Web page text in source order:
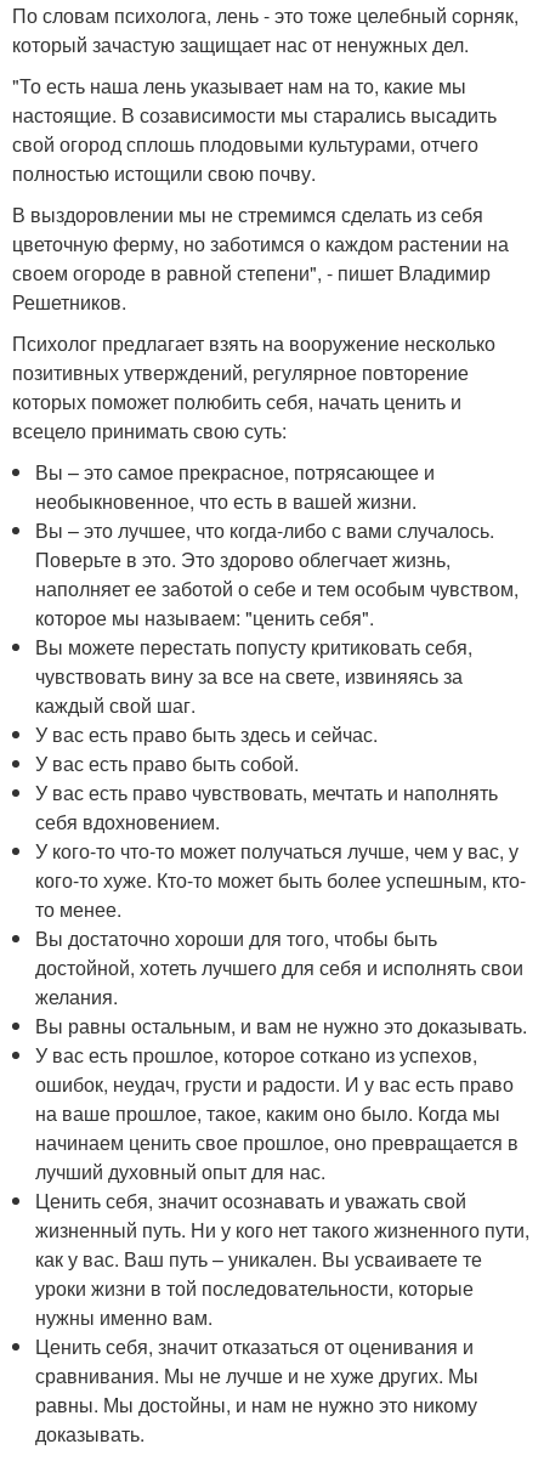
По словам психолога, лень - это тоже целебный сорняк,
который зачастую защищает нас от ненужных дел.
"То есть наша лень указывает нам на то, какие мы
настоящие. В созависимости мы старались высадить
свой огород сплошь плодовыми культурами, отчего
полностью истощили свою почву.
В выздоровлении мы не стремимся сделать из себя
цветочную ферму, но заботимся о каждом растении на
своем огороде в равной степени", - пишет Владимир
Решетников.
Психолог предлагает взять на вооружение несколько
позитивных утверждений, регулярное повторение
которых поможет полюбить себя, начать ценить и
всецело принимать свою суть:
Вы – это самое прекрасное, потрясающее и
необыкновенное, что есть в вашей жизни.
Вы – это лучшее, что когда-либо с вами случалось.
Поверьте в это. Это здорово облегчает жизнь,
наполняет ее заботой о себе и тем особым чувством,
которое мы называем: "ценить себя".
Вы можете перестать попусту критиковать себя,
чувствовать вину за все на свете, извиняясь за
каждый свой шаг.
У вас есть право быть здесь и сейчас.
У вас есть право быть собой.
У вас есть право чувствовать, мечтать и наполнять
себя вдохновением.
У кого-то что-то может получаться лучше, чем у вас, у
кого-то хуже. Кто-то может быть более успешным, кто-
то менее.
Вы достаточно хороши для того, чтобы быть
достойной, хотеть лучшего для себя и исполнять свои
желания.
Вы равны остальным, и вам не нужно это доказывать.
У вас есть прошлое, которое соткано из успехов,
ошибок, неудач, грусти и радости. И у вас есть право
на ваше прошлое, такое, каким оно было. Когда мы
начинаем ценить свое прошлое, оно превращается в
лучший духовный опыт для нас.
Ценить себя, значит осознавать и уважать свой
жизненный путь. Ни у кого нет такого жизненного пути,
как у вас. Ваш путь – уникален. Вы усваиваете те
уроки жизни в той последовательности, которые
нужны именно вам.
Ценить себя, значит отказаться от оценивания и
сравнивания. Мы не лучше и не хуже других. Мы
равны. Мы достойны, и нам не нужно это никому
доказывать.